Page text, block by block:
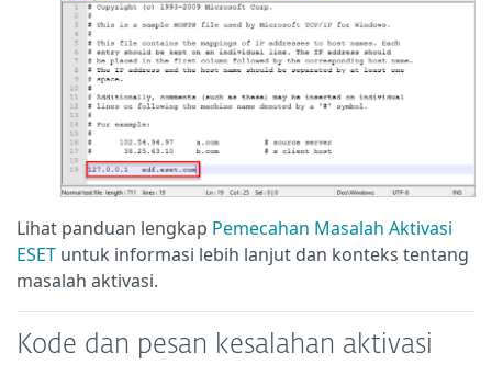
Lihat panduan lengkap Pemecahan Masalah Aktivasi
ESET untuk informasi lebih lanjut dan konteks tentang
masalah aktivasi.
Kode dan pesan kesalahan aktivasi